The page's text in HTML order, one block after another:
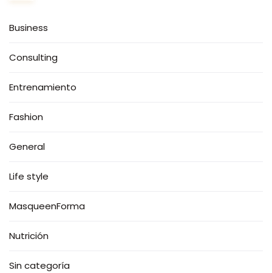
Business
Consulting
Entrenamiento
Fashion
General
Life style
MasqueenForma
Nutrición
Sin categoría